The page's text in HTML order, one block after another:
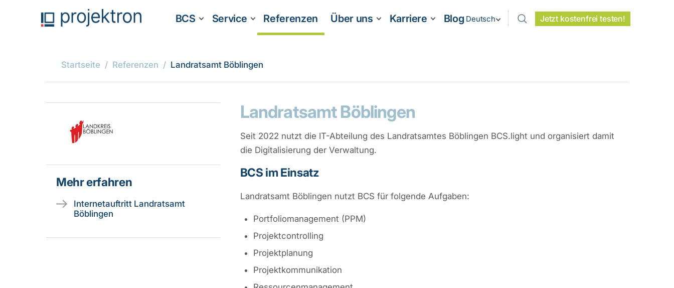
Deutsch Jetzt kostenfrei testen!
BCS Service Referenzen Über uns Karriere Blog
Startseite Referenzen Landratsamt Böblingen
Landratsamt Böblingen
Seit 2022 nutzt die IT-Abteilung des Landratsamtes Böblingen BCS.light und organisiert damit
die Digitalisierung der Verwaltung.
BCS im Einsatz
Landratsamt Böblingen nutzt BCS für folgende Aufgaben:
Portfoliomanagement (PPM)
Projektcontrolling
Projektplanung
Projektkommunikation
Mehr erfahren
Internetauftritt Landratsamt
Böblingen